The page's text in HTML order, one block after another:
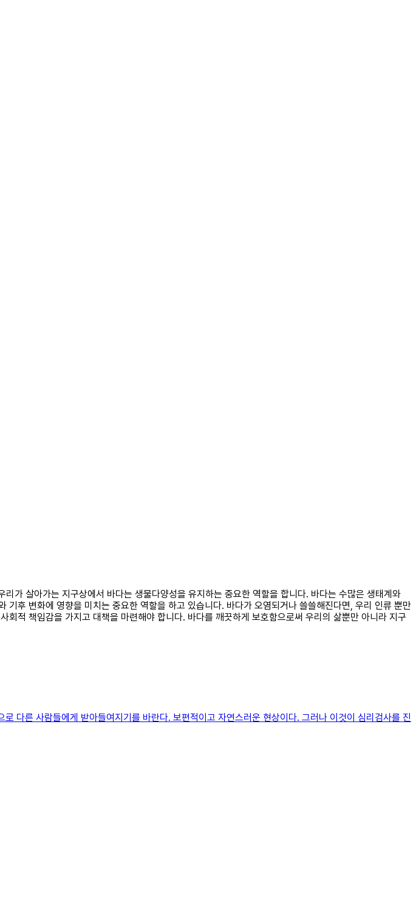
가 살아가는 지구상에서 바다는 생물다양성을 유지하는 중요한 역할을 합니다. 바다는 수많은 생태계와
후 변화에 영향을 미치는 중요한 역할을 하고 있습니다. 바다가 오염되거나 쓸쓸해진다면, 우리 인류 뿐만
적 책임감을 가지고 대책을 마련해야 합니다. 바다를 깨끗하게 보호함으로써 우리의 삶뿐만 아니라 지구
다른 사람들에게 받아들여지기를 바란다. 보편적이고 자연스러운 현상이다. 그러나 이것이 심리검사를 진